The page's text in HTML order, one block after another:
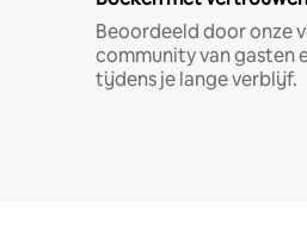
Beoordeeld door onze
community van gasten
tijdens je lange verblijf.